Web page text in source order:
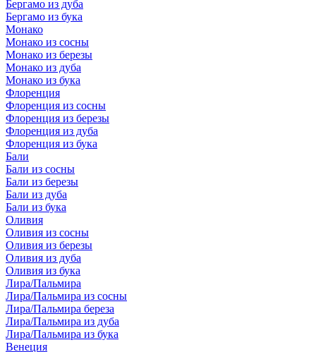
Бергамо из дуба
Бергамо из бука
Монако
Монако из сосны
Монако из березы
Монако из дуба
Монако из бука
Флоренция
Флоренция из сосны
Флоренция из березы
Флоренция из дуба
Флоренция из бука
Бали
Бали из сосны
Бали из березы
Бали из дуба
Бали из бука
Оливия
Оливия из сосны
Оливия из березы
Оливия из дуба
Оливия из бука
Лира/Пальмира
Лира/Пальмира из сосны
Лира/Пальмира береза
Лира/Пальмира из дуба
Лира/Пальмира из бука
Венеция